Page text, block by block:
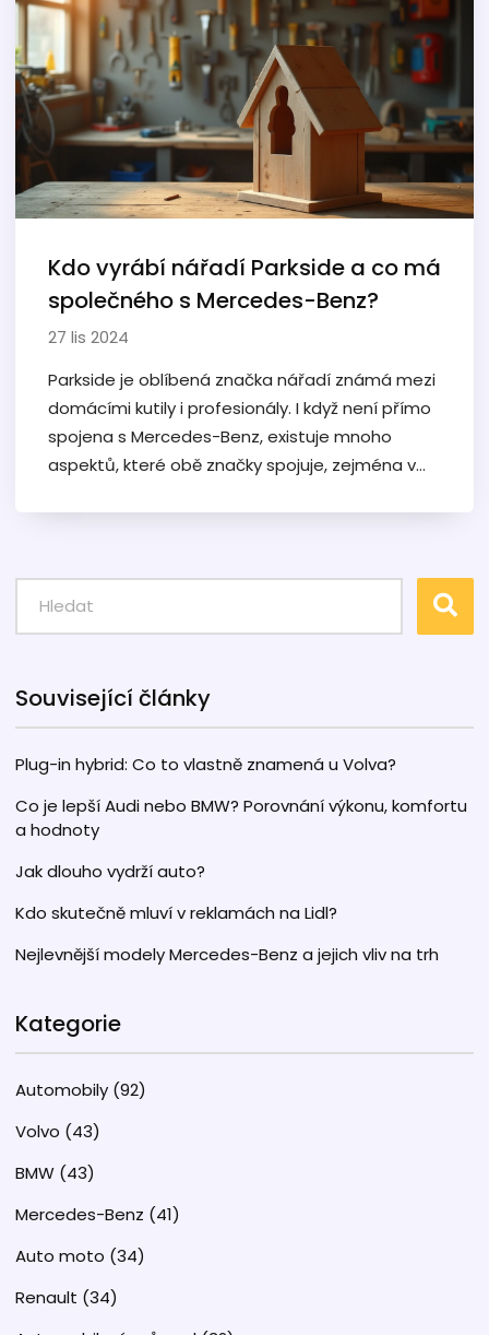
Kdo vyrábí nářadí Parkside a co má
společného s Mercedes-Benz?
27 lis 2024
Parkside je oblíbená značka nářadí známá mezi
domácími kutily i profesionály. I když není přímo
spojena s Mercedes-Benz, existuje mnoho
aspektů, které obě značky spojuje, zejména v
na přístupnou cenu i vysokou funkčnost.
Související články
Plug-in hybrid: Co to vlastně znamená u Volva?
Co je lepší Audi nebo BMW? Porovnání výkonu, komfortu
a hodnoty
Jak dlouho vydrží auto?
Kdo skutečně mluví v reklamách na Lidl?
Nejlevnější modely Mercedes-Benz a jejich vliv na trh
Kategorie
Automobily (92)
Volvo (43)
BMW (43)
Mercedes-Benz (41)
Auto moto (34)
Renault (34)